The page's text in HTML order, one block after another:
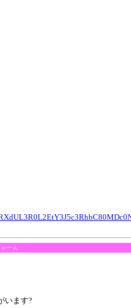
ーん
います?